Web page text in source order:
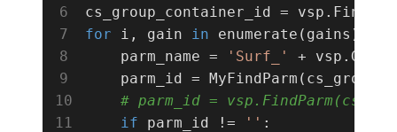
cs_group_container_id =
for i, gain in enumerate(gains):
    parm_name =
'Surf_'
+
parm_id =
# parm_id =
if parm_id != '' :